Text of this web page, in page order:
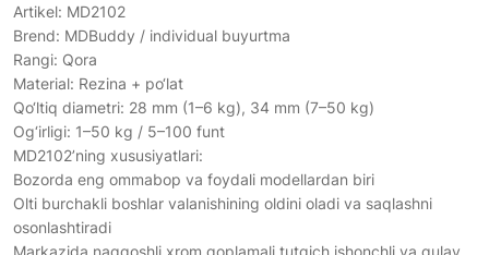
Artikel: MD2102
Brend: MDBuddy / individual buyurtma
Rangi: Qora
Material: Rezina + po‘lat
Qo‘ltiq diametri: 28 mm (1–6 kg), 34 mm (7–50 kg)
Og‘irligi: 1–50 kg / 5–100 funt
MD2102’ning xususiyatlari:
Bozorda eng ommabop va foydali modellardan biri
Olti burchakli boshlar valanishining oldini oladi va saqlashni
osonlashtiradi
Markazida naqqoshli xrom qoplamali tutqich ishonchli va qulay